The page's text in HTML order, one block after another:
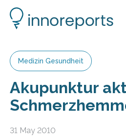
Medizin Gesundheit
Akupunktur
31 May 2010